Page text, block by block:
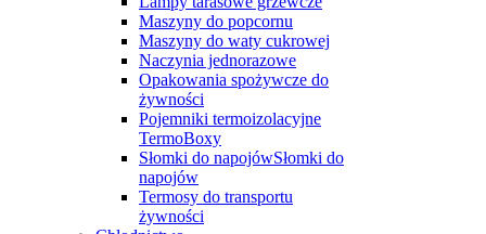
Maszyny do popcornu
Maszyny do waty cukrowej
Naczynia jednorazowe
Opakowania spożywcze do
żywności
Pojemniki termoizolacyjne
TermoBoxy
Słomki do napojówSłomki do
napojów
Termosy do transportu
żywności